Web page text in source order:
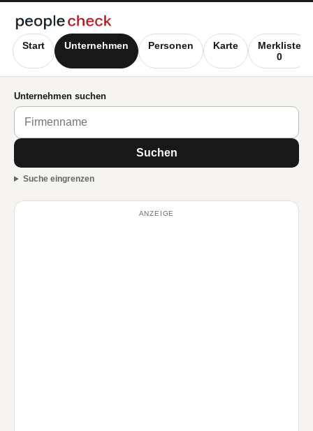
Start Unternehmen Personen Karte
Merkliste
0
Unternehmen suchen
Suchen
Suche eingrenzen
ANZEIGE